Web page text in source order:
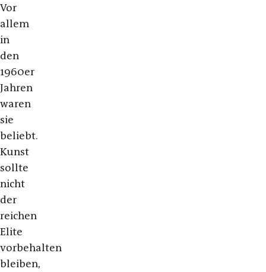
Vor
allem
in
den
1960er
Jahren
waren
sie
beliebt.
Kunst
sollte
nicht
der
reichen
Elite
vorbehalten
bleiben,